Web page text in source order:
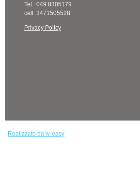
Tel. 049 8305179
cell: 3471505528
Privacy Policy
Realizzato da w-easy